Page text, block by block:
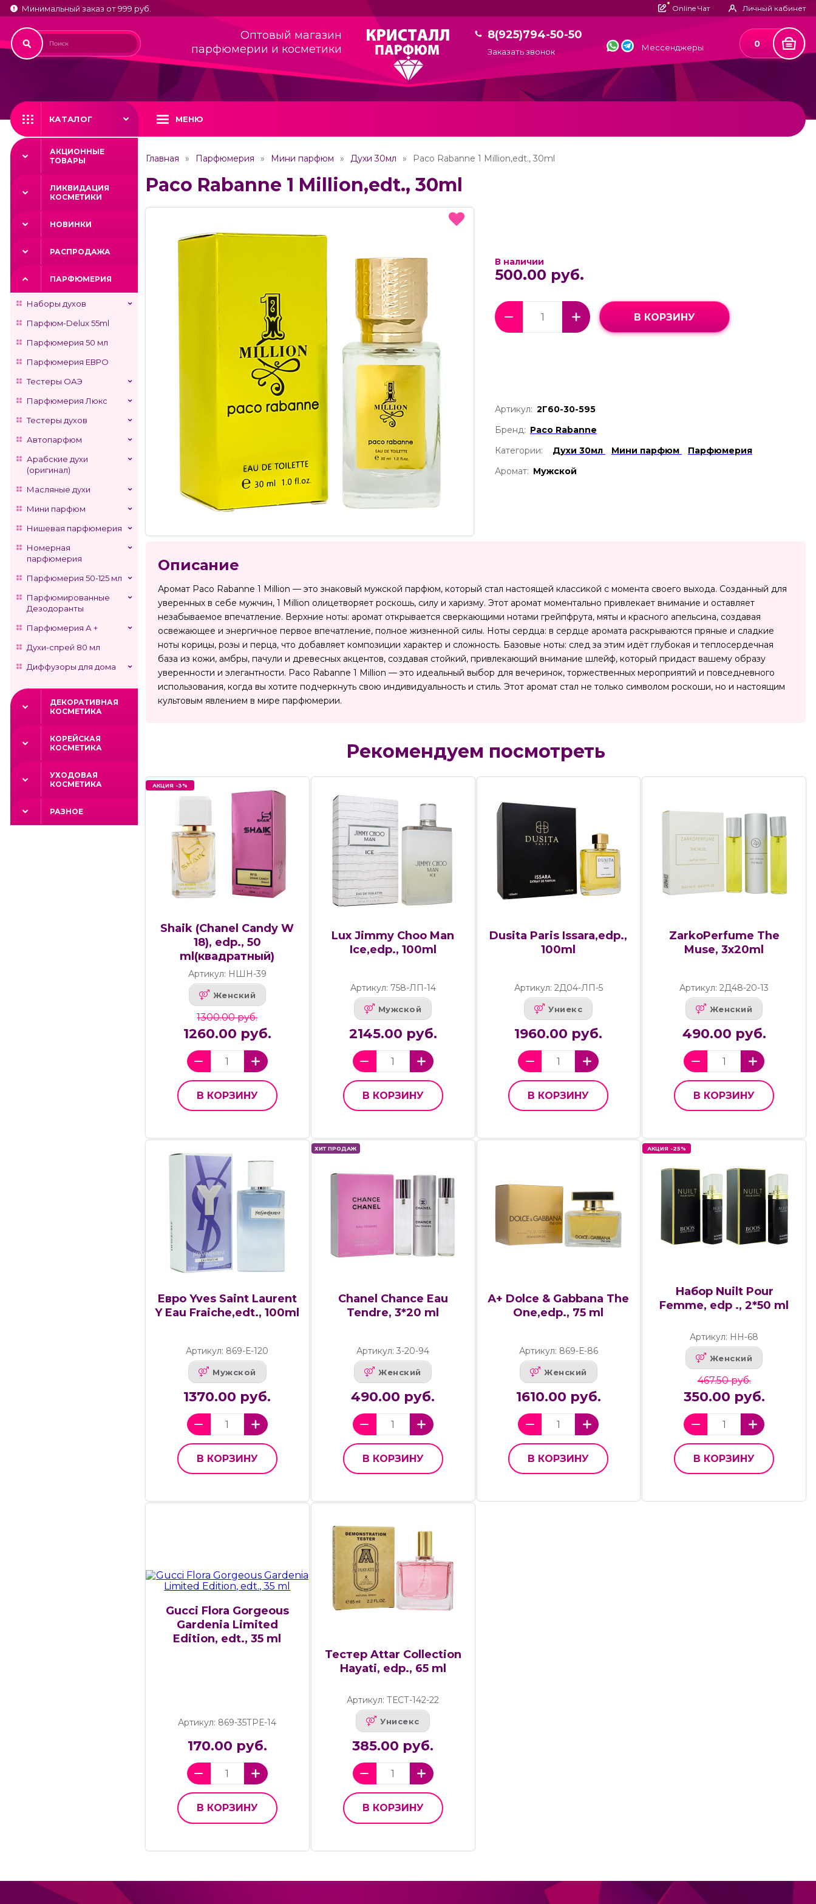
Минимальный заказ от 999 руб. Online Чат Личный кабинет
Оптовый магазин
парфюмерии и косметики
8(925)794-50-50
Заказать звонок Мессенджеры 0
КАТАЛОГ МЕНЮ
АКЦИОННЫЕ
ТОВАРЫ
ЛИКВИДАЦИЯ
КОСМЕТИКИ
НОВИНКИ
РАСПРОДАЖА
ПАРФЮМЕРИЯ
Наборы духов
Парфюм-Delux 55ml
Парфюмерия 50 мл
Парфюмерия ЕВРО
Тестеры ОАЭ
Парфюмерия Люкс
Тестеры духов
Автопарфюм
Арабские духи
(оригинал)
Масляные духи
Мини парфюм
Нишевая парфюмерия
Номерная
парфюмерия
Парфюмерия 50-125 мл
Парфюмированные
Дезодоранты
Парфюмерия А +
Духи-спрей 80 мл
Диффузоры для дома
ДЕКОРАТИВНАЯ
КОСМЕТИКА
КОРЕЙСКАЯ
КОСМЕТИКА
УХОДОВАЯ
КОСМЕТИКА
РАЗНОЕ
Главная Парфюмерия Мини парфюм Духи 30мл Paco Rabanne 1 Million,edt., 30ml
Paco Rabanne 1 Million,edt., 30ml
В наличии
500.00 руб.
В КОРЗИНУ
Артикул: 2Г60-30-595
Бренд: Paco Rabanne
Категории:
Духи 30мл Мини парфюм
Парфюмерия
Аромат: Мужской
Описание
Аромат Paco Rabanne 1 Million — это знаковый мужской парфюм, который стал настоящей классикой с момента своего выхода. Созданный для
уверенных в себе мужчин, 1 Million олицетворяет роскошь, силу и харизму. Этот аромат моментально привлекает внимание и оставляет
незабываемое впечатление. Верхние ноты: аромат открывается сверкающими нотами грейпфрута, мяты и красного апельсина, создавая
освежающее и энергичное первое впечатление, полное жизненной силы. Ноты сердца: в сердце аромата раскрываются пряные и сладкие
ноты корицы, розы и перца, что добавляет композиции характер и сложность. Базовые ноты: след за этим идёт глубокая и теплосердечная
база из кожи, амбры, пачули и древесных акцентов, создавая стойкий, привлекающий внимание шлейф, который придаст вашему образу
уверенности и элегантности. Paco Rabanne 1 Million — это идеальный выбор для вечеринок, торжественных мероприятий и повседневного
использования, когда вы хотите подчеркнуть свою индивидуальность и стиль. Этот аромат стал не только символом роскоши, но и настоящим
культовым явлением в мире парфюмерии.
Рекомендуем посмотреть
АКЦИЯ -3%
Shaik (Chanel Candy W
18), edp., 50
ml(квадратный)
Артикул: НШН-39
Женский
1300.00 руб.
1260.00 руб.
В КОРЗИНУ
Lux Jimmy Choo Man
Ice,edp., 100ml
Артикул: 758-ЛП-14
Мужской
2145.00 руб.
В КОРЗИНУ
Dusita Paris Issara,edp.,
100ml
Артикул: 2Д04-ЛП-5
Униекс
1960.00 руб.
В КОРЗИНУ
ZarkoPerfume The
Muse, 3x20ml
Артикул: 2Д48-20-13
Женский
490.00 руб.
В КОРЗИНУ
Евро Yves Saint Laurent
Y Eau Fraiche,edt., 100ml
Артикул: 869-Е-120
Мужской
1370.00 руб.
В КОРЗИНУ
ХИТ ПРОДАЖ
Chanel Chance Eau
Tendre, 3*20 ml
Артикул: 3-20-94
Женский
490.00 руб.
В КОРЗИНУ
А+ Dolce & Gabbana The
One,edp., 75 ml
Артикул: 869-Е-86
Женский
1610.00 руб.
В КОРЗИНУ
АКЦИЯ -25%
Набор Nuilt Pour
Femme, edp ., 2*50 ml
Артикул: НН-68
Женский
467.50 руб.
350.00 руб.
В КОРЗИНУ
Gucci Flora Gorgeous
Gardenia Limited
Edition, edt., 35 ml
Артикул: 869-35ТРЕ-14
170.00 руб.
В КОРЗИНУ
Тестер Attar Collection
Hayati, edp., 65 ml
Артикул: ТЕСТ-142-22
Унисекс
385.00 руб.
В КОРЗИНУ